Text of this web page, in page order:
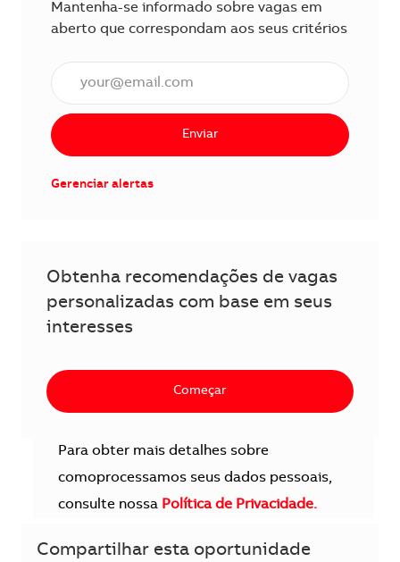
Mantenha-se informado sobre vagas em
aberto que correspondam aos seus critérios
Enviar
Gerenciar alertas
Obtenha recomendações de vagas
personalizadas com base em seus
interesses
Começar
Para obter mais detalhes sobre
comoprocessamos seus dados pessoais,
consulte nossa Política de Privacidade.
Compartilhar esta oportunidade